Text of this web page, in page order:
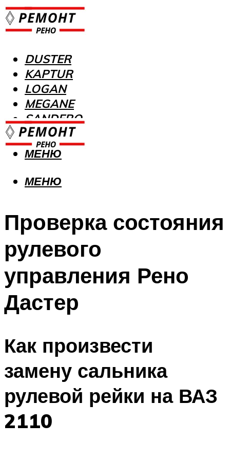
DUSTER
KAPTUR
LOGAN
MEGANE
SANDERO
МЕНЮ
МЕНЮ
Проверка состояния
рулевого
управления Рено
Дастер
Как произвести
замену сальника
рулевой рейки на ВАЗ
2110